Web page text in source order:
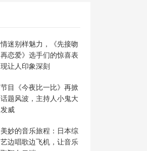
情迷别样魅力，《先接吻
再恋爱》选手们的惊喜表
现让人印象深刻
节目《今夜比一比》再掀
话题风波，主持人小鬼大
发威
美妙的音乐旅程：日本综
艺边唱歌边飞机，让音乐